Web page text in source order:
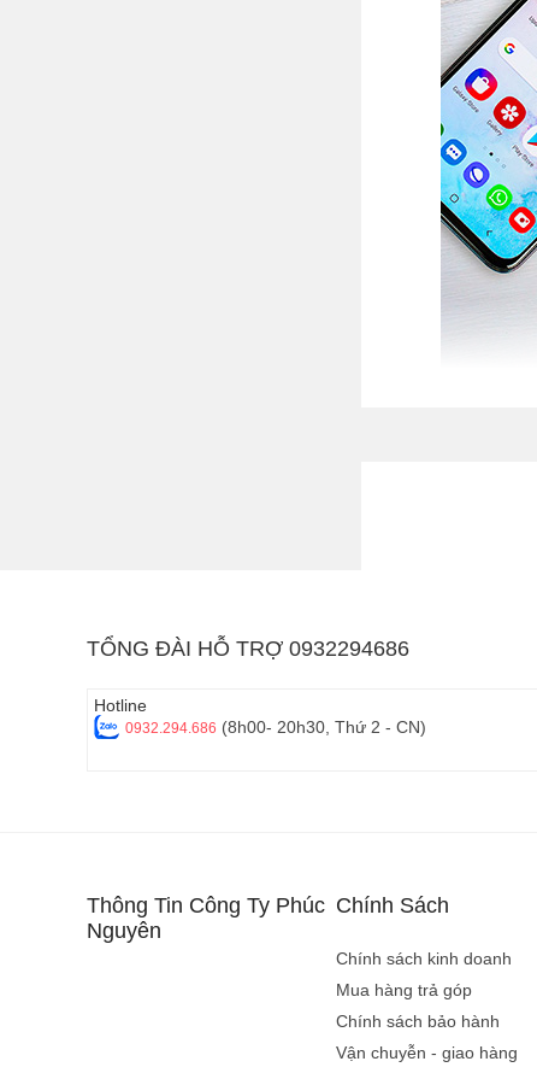
Điện thoại chơi
TỔNG ĐÀI HỖ TRỢ 0932294686
Hotline
0932.294.686 (8h00- 20h30, Thứ 2 - CN)
Thông Tin Công Ty Phúc
Nguyên
Chính Sách
Chính sách kinh doanh
Mua hàng trả góp
Chính sách bảo hành
Vận chuyễn - giao hàng